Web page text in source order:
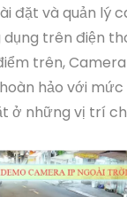
đặt và quản lý
trên điện
trên, Camera
hảo với
ở những vị trí